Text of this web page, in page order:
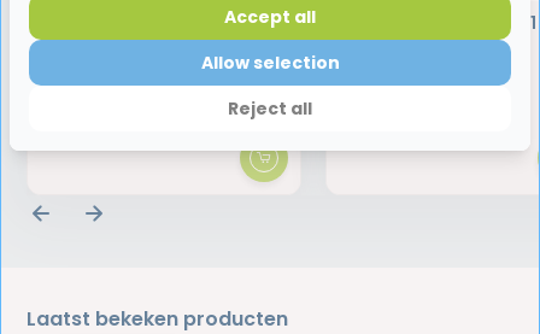
Halita Gorgelmiddel | 500
ml
Halita Tongreiniger |
Laatst bekeken producten
Reject all
Allow selection
Accept all